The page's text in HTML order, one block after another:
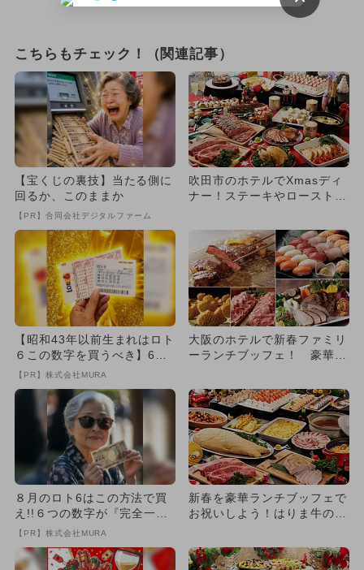
こちらもチェック！（関連記事）
【宝くじの裏技】当たる側に
回るか、このままか
【PR】合同会社デジタルファーム
吹田市のホテルでXmasディ
ナー！ステーキやローストチ
【昭和43年以前生まれはロト
６この数字を買うべき】6つ
の数字が「完全一致」する
【PR】株式会社MURA
大阪のホテルで新春ファミリ
ーランチブッフェ！ 豪華お
８月のロト6はこの方法で買
え!!６つの数字が『完全一
致』する方法
【PR】株式会社MURA
新春を豪華ランチブッフェで
お祝いしよう！はりま牛の鉄